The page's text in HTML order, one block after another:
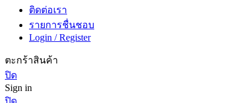
ติดต่อเรา
รายการชื่นชอบ
Login / Register
ตะกร้าสินค้า
ปิด
Sign in
ปิด